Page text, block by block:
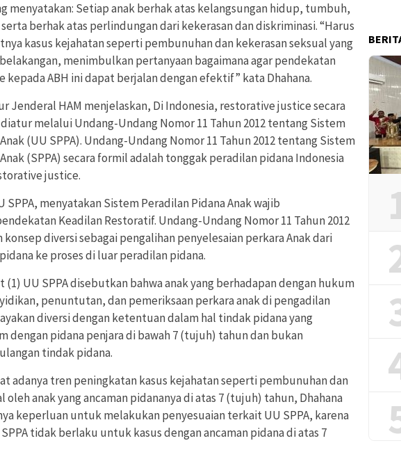
menyatakan: Setiap anak berhak atas kelangsungan hidup, tumbuh,
berhak atas perlindungan dari kekerasan dan diskriminasi. “Harus
kasus kejahatan seperti pembunuhan dan kekerasan seksual yang
menimbulkan pertanyaan bagaimana agar pendekatan
kepada ABH ini dapat berjalan dengan efektif” kata Dhahana.
Jenderal HAM menjelaskan, Di Indonesia, restorative justice secara
melalui Undang-Undang Nomor 11 Tahun 2012 tentang Sistem
(UU SPPA). Undang-Undang Nomor 11 Tahun 2012 tentang Sistem
(SPPA) secara formil adalah tonggak peradilan pidana Indonesia
justice.
SPPA, menyatakan Sistem Peradilan Pidana Anak wajib
Keadilan Restoratif. Undang-Undang Nomor 11 Tahun 2012
diversi sebagai pengalihan penyelesaian perkara Anak dari
ke proses di luar peradilan pidana.
(1) UU SPPA disebutkan bahwa anak yang berhadapan dengan hukum
penuntutan, dan pemeriksaan perkara anak di pengadilan
diversi dengan ketentuan dalam hal tindak pidana yang
dengan pidana penjara di bawah 7 (tujuh) tahun dan bukan
tindak pidana.
adanya tren peningkatan kasus kejahatan seperti pembunuhan dan
oleh anak yang ancaman pidananya di atas 7 (tujuh) tahun, Dhahana
keperluan untuk melakukan penyesuaian terkait UU SPPA, karena
tidak berlaku untuk kasus dengan ancaman pidana di atas 7